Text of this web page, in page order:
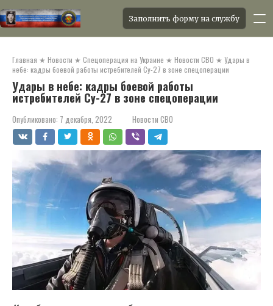
контенту
Заполнить форму на службу
Главная ★ Новости ★ Спецоперация на Украине ★ Новости СВО ★ Удары в
небе: кадры боевой работы истребителей Су-27 в зоне спецоперации
Удары в небе: кадры боевой работы
истребителей Су-27 в зоне спецоперации
Опубликовано: 7 декабря, 2022 Новости СВО